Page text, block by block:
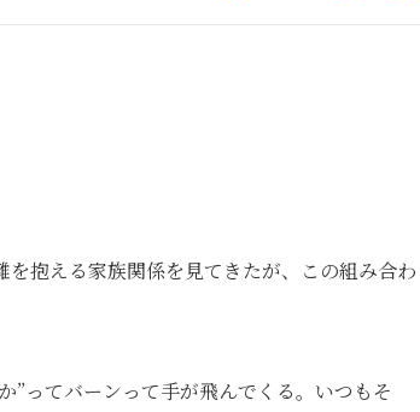
抱える家族関係を見てきたが、この組み合わ
”ってバーンって手が飛んでくる。いつもそ